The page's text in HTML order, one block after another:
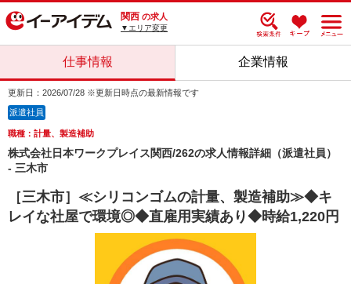
関西 の求人
▼エリア変更
仕事情報 企業情報
更新日：2026/07/28 ※更新日時点の最新情報です
派遣社員
職種：計量、製造補助
株式会社日本ワークプレイス関西/262の求人情報詳細（派遣社員）
- 三木市
［三木市］≪シリコンゴムの計量、製造補助≫◆キ
レイな社屋で環境◎◆直雇用実績あり◆時給1,220円